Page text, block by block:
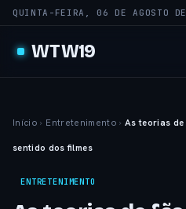
QUINTA-FEIRA, 06 DE AGOSTO
WTW19
Início › Entretenimento › As teorias de
sentido dos filmes
ENTRETENIMENTO